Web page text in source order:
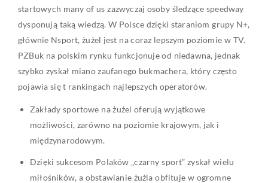
startowych many of us zazwyczaj osoby śledzące speedway
dysponują taką wiedzą. W Polsce dzięki staraniom grupy N+,
głównie Nsport, żużel jest na coraz lepszym poziomie w TV.
PZBuk na polskim rynku funkcjonuje od niedawna, jednak
szybko zyskał miano zaufanego bukmachera, który często
pojawia się t rankingach najlepszych operatorów.
Zakłady sportowe na żużel oferują wyjątkowe
możliwości, zarówno na poziomie krajowym, jak i
międzynarodowym.
Dzięki sukcesom Polaków „czarny sport” zyskał wielu
miłośników, a obstawianie żużla obfituje w ogromne